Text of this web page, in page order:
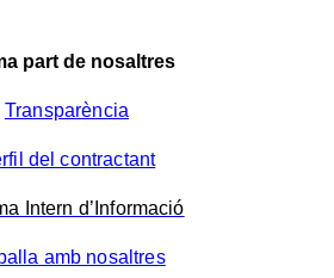
part de nosaltres
Transparència
del contractant
Intern d’Informació
amb nosaltres